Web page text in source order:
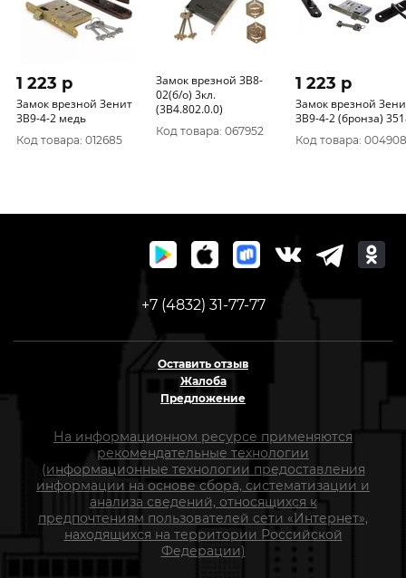
1 223 p
Замок врезной Зенит
3В9-4-2 медь
Код товара: 012685
Замок врезной ЗВ8-
02(б/о) 3кл.
(3В4.802.0.0)
Код товара: 067952
1 223 p
Замок врезной
ЗВ9-4-2
Код товара: 004908
+7 (4832) 31-77-77
Оставить отзыв
Жалоба
Предложение
На информационном ресурсе применяются
рекомендательные технологии
(информационные технологии предоставления
информации на основе сбора, систематизации и
анализа сведений, относящихся к
предпочтениям пользователей сети «Интернет»,
находящихся на территории Российской
Федерации)